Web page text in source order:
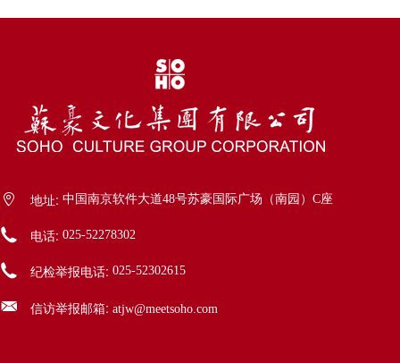
地址: 中国南京软件大道48号苏豪国际广场（南园）C座
电话: 025-52278302
纪检举报电话: 025-52302615
信访举报邮箱: atjw@meetsoho.com